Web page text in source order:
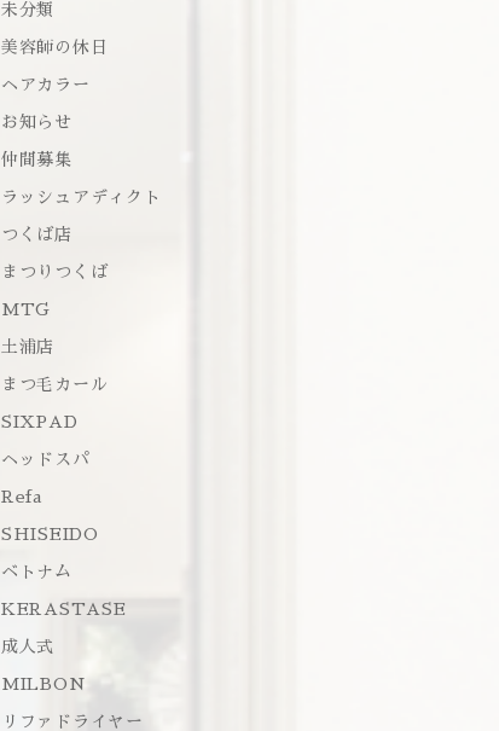
未分類
美容師の休日
ヘアカラー
お知らせ
仲間募集
ラッシュアディクト
つくば店
まつりつくば
MTG
土浦店
まつ毛カール
SIXPAD
ヘッドスパ
Refa
SHISEIDO
ベトナム
KERASTASE
成人式
MILBON
リファドライヤー